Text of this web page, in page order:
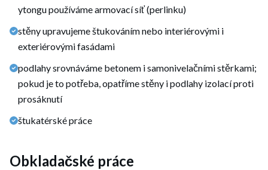
ytongu používáme armovací síť (perlinku)
stěny upravujeme štukováním nebo interiérovými i
exteriérovými fasádami
podlahy srovnáváme betonem i samonivelačními stěrkami;
pokud je to potřeba, opatříme stěny i podlahy izolací proti
prosáknutí
štukatérské práce
Obkladačské práce